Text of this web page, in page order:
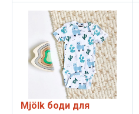
Mjölk боди для